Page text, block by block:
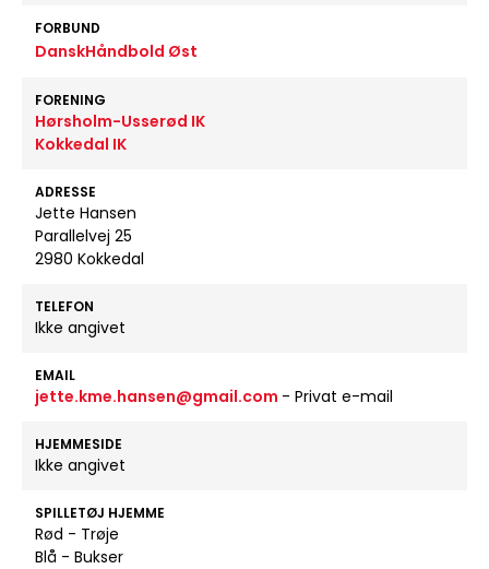
FORBUND
DanskHåndbold Øst
FORENING
Hørsholm-Usserød IK
Kokkedal IK
ADRESSE
Jette Hansen
Parallelvej 25
2980 Kokkedal
TELEFON
Ikke angivet
EMAIL
jette.kme.hansen@gmail.com - Privat e-mail
HJEMMESIDE
Ikke angivet
SPILLETØJ HJEMME
Rød - Trøje
Blå - Bukser